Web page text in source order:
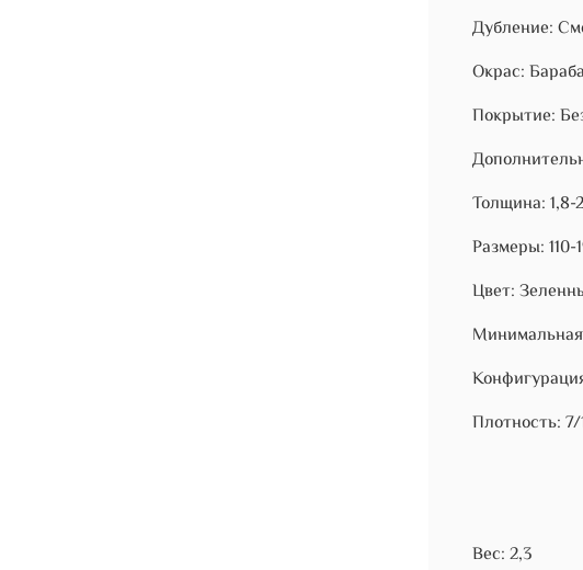
Дубление:
Окрас:
Покрытие:
Толщина: 1,8-
Размеры: 110-
Цвет:
Плотность: 7/
Вес: 2,3